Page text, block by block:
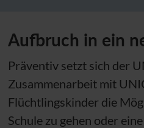
Aufbruch in ein
Präventiv setzt sich der
Zusammenarbeit mit
Flüchtlingskinder die
Schule zu gehen oder